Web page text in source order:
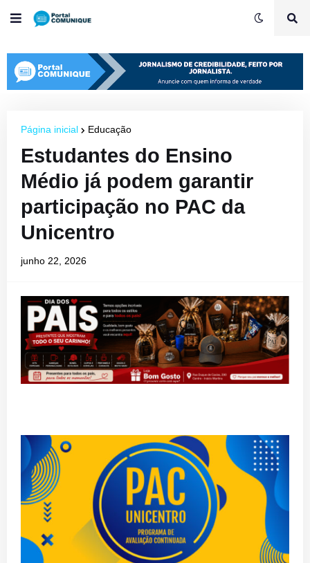
Página inicial Educação
Estudantes do Ensino
Médio já podem garantir
participação no PAC da
Unicentro
junho 22, 2026